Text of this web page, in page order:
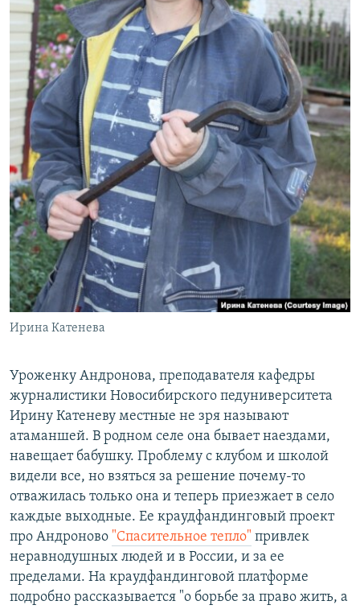
Ирина Катенева
Уроженку Андронова, преподавателя кафедры
журналистики Новосибирского педуниверситета
Ирину Катеневу местные не зря называют
атаманшей. В родном селе она бывает наездами,
навещает бабушку. Проблему с клубом и школой
видели все, но взяться за решение почему-то
отважилась только она и теперь приезжает в село
каждые выходные. Ее краудфандинговый проект
про Андроново "Спасительное тепло" привлек
неравнодушных людей и в России, и за ее
пределами. На краудфандинговой платформе
подробно рассказывается "о борьбе за право жить, а